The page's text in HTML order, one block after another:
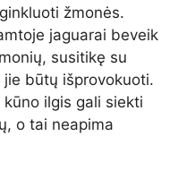
žmonės.
jaguarai beveik
susitikę su
būtų išprovokuoti.
ilgis gali siekti
o tai neapima